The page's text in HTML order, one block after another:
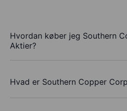
Hvordan køber jeg Southern
Aktier?
Hvad er Southern Copper